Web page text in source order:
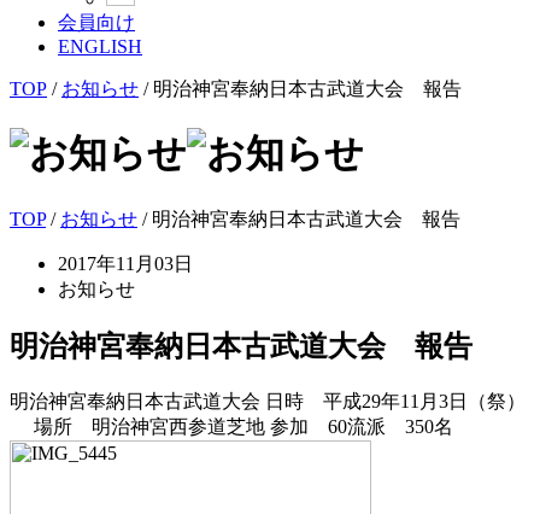
会員向け
ENGLISH
TOP / お知らせ / 明治神宮奉納日本古武道大会 報告
TOP/ お知らせ / 明治神宮奉納日本古武道大会 報告
2017年11月03日
お知らせ
明治神宮奉納日本古武道大会 報告
明治神宮奉納日本古武道大会 日時 平成29年11月3日（祭）
場所 明治神宮西参道芝地 参加 60流派 350名